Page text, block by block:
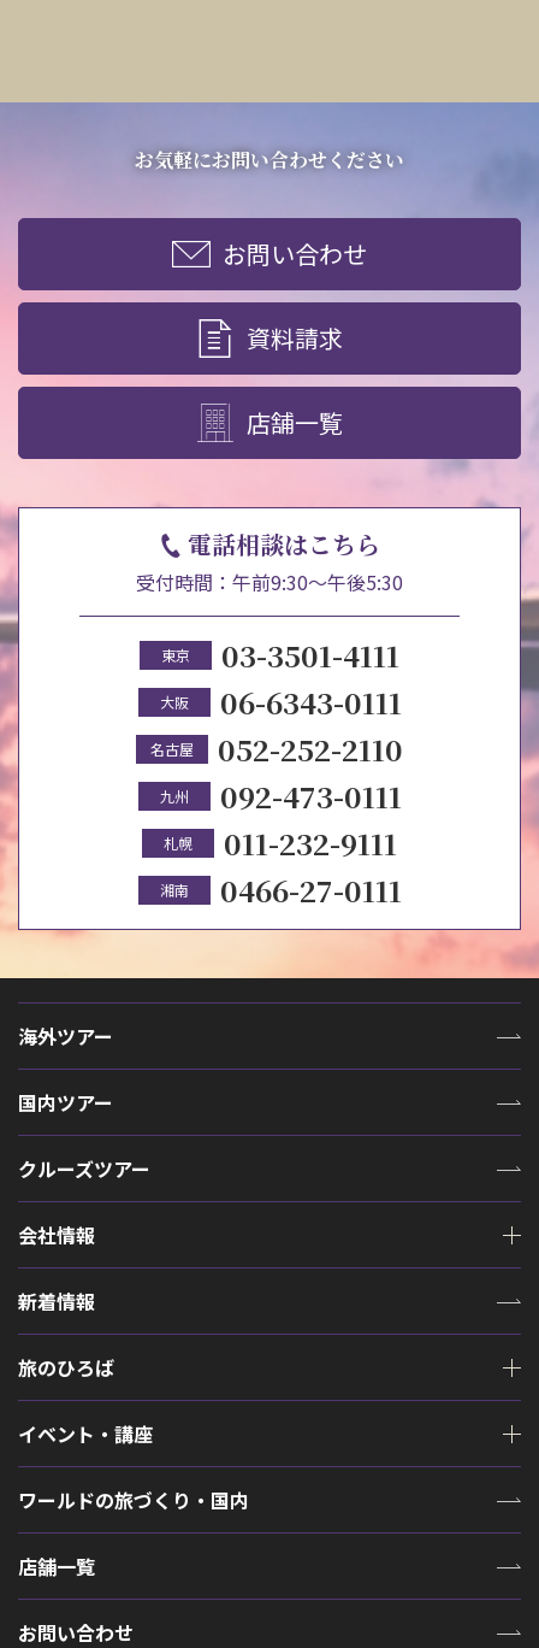
お気軽にお問い合わせください
お問い合わせ
資料請求
店舗一覧
電話相談はこちら
受付時間：午前9:30～午後5:30
東京 03-3501-4111
大阪 06-6343-0111
名古屋 052-252-2110
九州 092-473-0111
札幌 011-232-9111
湘南 0466-27-0111
海外ツアー
国内ツアー
クルーズツアー
会社情報
新着情報
旅のひろば
イベント・講座
ワールドの旅づくり・国内
店舗一覧
お問い合わせ